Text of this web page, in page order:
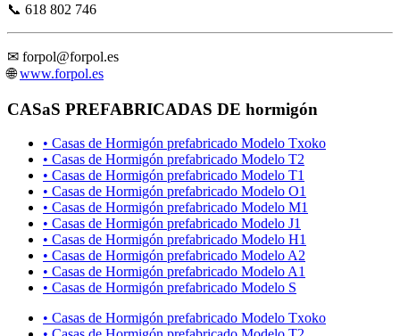
📞 618 802 746
✉ forpol@forpol.es
🌐www.forpol.es
CASaS PREFABRICADAS DE hormigón
• Casas de Hormigón prefabricado Modelo Txoko
• Casas de Hormigón prefabricado Modelo T2
• Casas de Hormigón prefabricado Modelo T1
• Casas de Hormigón prefabricado Modelo O1
• Casas de Hormigón prefabricado Modelo M1
• Casas de Hormigón prefabricado Modelo J1
• Casas de Hormigón prefabricado Modelo H1
• Casas de Hormigón prefabricado Modelo A2
• Casas de Hormigón prefabricado Modelo A1
• Casas de Hormigón prefabricado Modelo S
• Casas de Hormigón prefabricado Modelo Txoko